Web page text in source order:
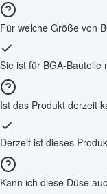
Für welche Größe von
Sie ist für BGA-Bauteile
Ist das Produkt derzeit
Derzeit ist dieses
Kann ich diese Düse